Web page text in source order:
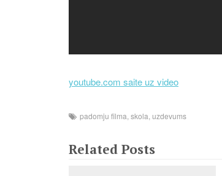
youtube.com saite uz video
padomju filma skola uzdevums
Related Posts